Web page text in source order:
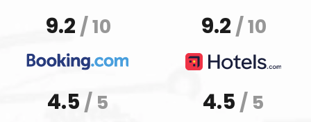
9.2 / 10 9.2 / 10
4.5 / 5 4.5 / 5